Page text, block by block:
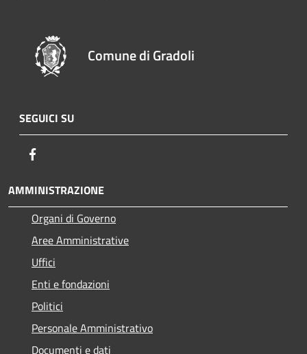
Comune di Gradoli
SEGUICI SU
AMMINISTRAZIONE
Organi di Governo
Aree Amministrative
Uffici
Enti e fondazioni
Politici
Personale Amministrativo
Documenti e dati